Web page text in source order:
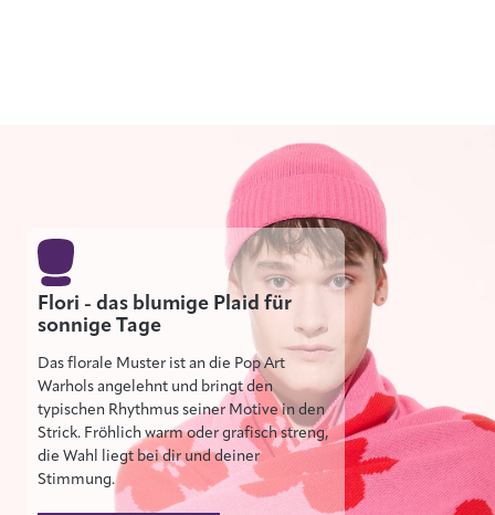
Flori - das blumige Plaid für
sonnige Tage
Das florale Muster ist an die Pop Art
Warhols angelehnt und bringt den
typischen Rhythmus seiner Motive in den
Strick. Fröhlich warm oder grafisch streng,
die Wahl liegt bei dir und deiner
Stimmung.